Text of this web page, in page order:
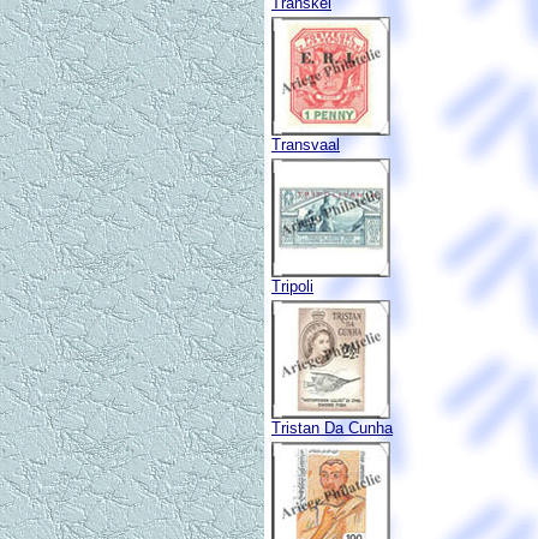
Transvaal
Tripoli
Tristan Da Cunha